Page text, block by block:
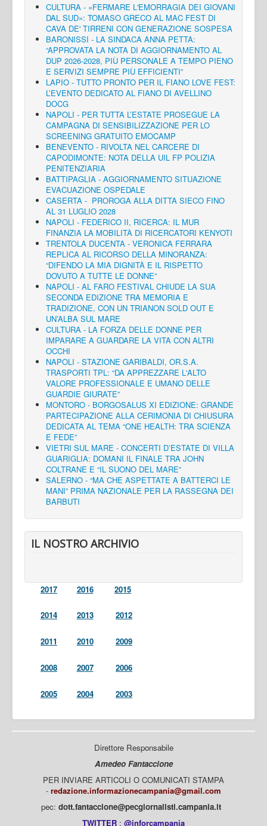
CULTURA - «FERMARE L'EMORRAGIA DEI GIOVANI
DAL SUD»: TOMASO GRECO AL MAC FEST DI
CAVA DE' TIRRENI CON GENERAZIONE SOSPESA
BARONISSI - LA SINDACA ANNA PETTA:
“APPROVATA LA NOTA DI AGGIORNAMENTO AL
DUP 2026-2028, PIÙ PERSONALE A TEMPO PIENO
E SERVIZI SEMPRE PIÙ EFFICIENTI”
LAPIO - TUTTO PRONTO PER IL FIANO LOVE FEST:
L’EVENTO DEDICATO AL FIANO DI AVELLINO
DOCG
NAPOLI - PER TUTTA L’ESTATE PROSEGUE LA
CAMPAGNA DI SENSIBILIZZAZIONE PER LO
SCREENING GRATUITO EMOCAMP
BENEVENTO - RIVOLTA NEL CARCERE DI
CAPODIMONTE: NOTA DELLA UIL FP POLIZIA
PENITENZIARIA
BATTIPAGLIA - AGGIORNAMENTO SITUAZIONE
EVACUAZIONE OSPEDALE
CASERTA - PROROGA ALLA DITTA SIECO FINO
AL 31 LUGLIO 2028
NAPOLI - FEDERICO II, RICERCA: IL MUR
FINANZIA LA MOBILITÀ DI RICERCATORI KENYOTI
TRENTOLA DUCENTA - VERONICA FERRARA
REPLICA AL RICORSO DELLA MINORANZA:
“DIFENDO LA MIA DIGNITÀ E IL RISPETTO
DOVUTO A TUTTE LE DONNE”
NAPOLI - AL FARO FESTIVAL CHIUDE LA SUA
SECONDA EDIZIONE TRA MEMORIA E
TRADIZIONE, CON UN TRIANON SOLD OUT E
UN’ALBA SUL MARE
CULTURA - LA FORZA DELLE DONNE PER
IMPARARE A GUARDARE LA VITA CON ALTRI
OCCHI
NAPOLI - STAZIONE GARIBALDI, OR.S.A.
TRASPORTI TPL: “DA APPREZZARE L'ALTO
VALORE PROFESSIONALE E UMANO DELLE
GUARDIE GIURATE”
MONTORO - BORGOSALUS XI EDIZIONE: GRANDE
PARTECIPAZIONE ALLA CERIMONIA DI CHIUSURA
DEDICATA AL TEMA “ONE HEALTH: TRA SCIENZA
E FEDE”
VIETRI SUL MARE - CONCERTI D’ESTATE DI VILLA
GUARIGLIA: DOMANI IL FINALE TRA JOHN
COLTRANE E “IL SUONO DEL MARE”
SALERNO - “MA CHE ASPETTATE A BATTERCI LE
MANI” PRIMA NAZIONALE PER LA RASSEGNA DEI
BARBUTI
IL NOSTRO ARCHIVIO
2017 2016 2015
2014 2013 2012
2011 2010 2009
2008 2007 2006
2005 2004 2003
Direttore Responsabile
Amedeo Fantaccione
PER INVIARE ARTICOLI O COMUNICATI STAMPA
- redazione.informazionecampania@gmail.com
pec: dott.fantaccione@pecgiornalisti.campania.it
TWITTER : @inforcampania